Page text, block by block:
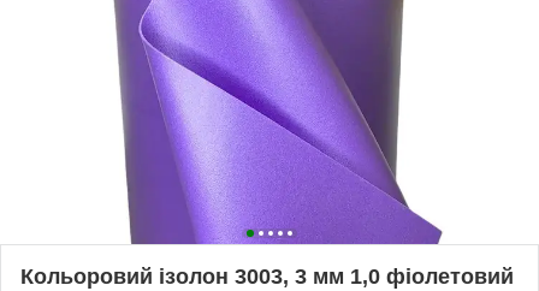
Кольоровий ізолон 3003, 3 мм 1,0 фіолетовий